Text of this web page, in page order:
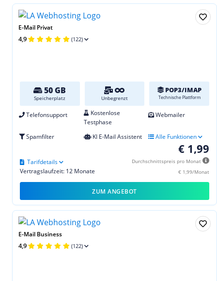
E-Mail Privat
4,9 (122)
50 GB
Speicherplatz Unbegrenzt
POP3/IMAP
Technische Plattform
Telefonsupport
Kostenlose
Testphase
Webmailer
Spamfilter KI E-Mail Assistent Alle Funktionen
€ 1,99
Durchschnittspreis pro Monat
€ 1,99/Monat
Vertragslaufzeit: 12 Monate
Tarifdetails
ZUM ANGEBOT
E-Mail Business
4,9 (122)